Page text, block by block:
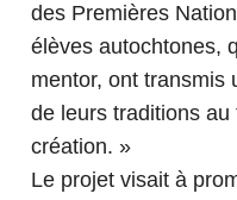
des Premières
élèves autochtones,
mentor, ont transmis
de leurs traditions
création. »
Le projet visait à